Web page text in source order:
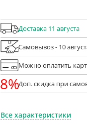
Доставка 11 августа
Самовывоз - 10
Можно оплатить
8%Доп. скидка при
Все характеристики